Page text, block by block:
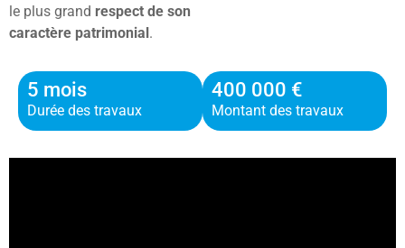
le plus grand respect de son
caractère patrimonial.
5 mois
Durée des travaux
400 000 €
Montant des travaux